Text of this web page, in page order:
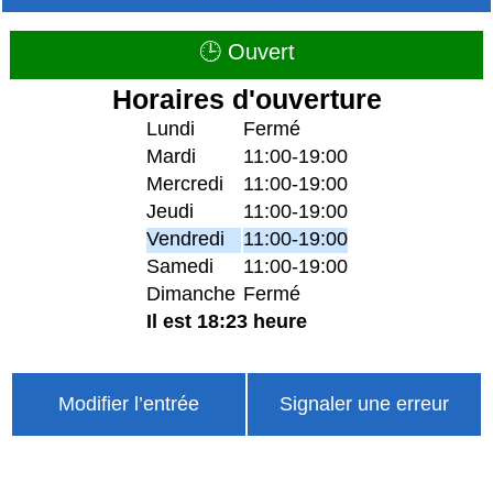
🕒 Ouvert
Horaires d'ouverture
Lundi
Fermé
Mardi
11:00-19:00
Mercredi
11:00-19:00
Jeudi
11:00-19:00
Vendredi
11:00-19:00
Samedi
11:00-19:00
Dimanche Fermé
Il est 18:23 heure
Modifier l’entrée Signaler une erreur